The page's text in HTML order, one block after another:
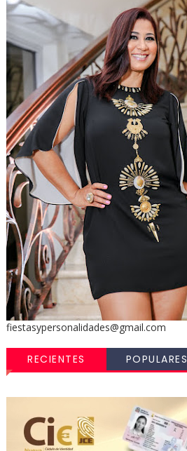
fiestasypersonalidades@gmail.com
RECIENTES POPULARES